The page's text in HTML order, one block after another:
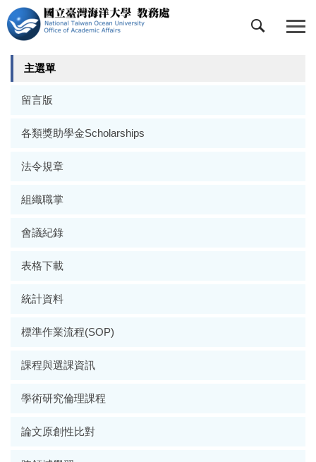
跳
到
主
要
主選單
留言版
各類獎助學金Scholarships
法令規章
組織職掌
會議紀錄
表格下載
統計資料
標準作業流程(SOP)
課程與選課資訊
學術研究倫理課程
論文原創性比對